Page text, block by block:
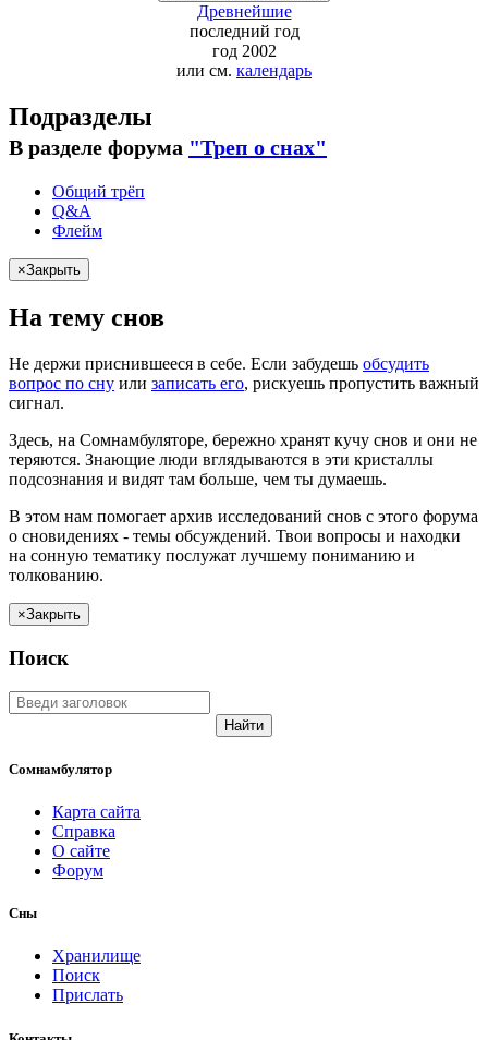
Древнейшие
последний год
год 2002
или см. календарь
Подразделы
В разделе форума "Треп о снах"
Общий трёп
Q&A
Флейм
×Закрыть
На тему снов
Не держи приснившееся в себе. Если забудешь обсудить
вопрос по сну или записать его, рискуешь пропустить важный
сигнал.
Здесь, на Сомнамбуляторе, бережно хранят кучу снов и они не
теряются. Знающие люди вглядываются в эти кристаллы
подсознания и видят там больше, чем ты думаешь.
В этом нам помогает архив исследований снов с этого форума
о сновидениях - темы обсуждений. Твои вопросы и находки
на сонную тематику послужат лучшему пониманию и
толкованию.
×Закрыть
Поиск
Найти
Сомнамбулятор
Карта сайта
Справка
О сайте
Форум
Сны
Хранилище
Поиск
Прислать